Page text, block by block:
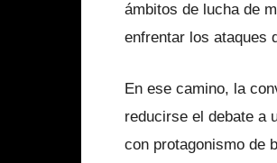
ámbitos de lucha de
enfrentar los ataques
En ese camino, la
reducirse el debate a
con protagonismo de